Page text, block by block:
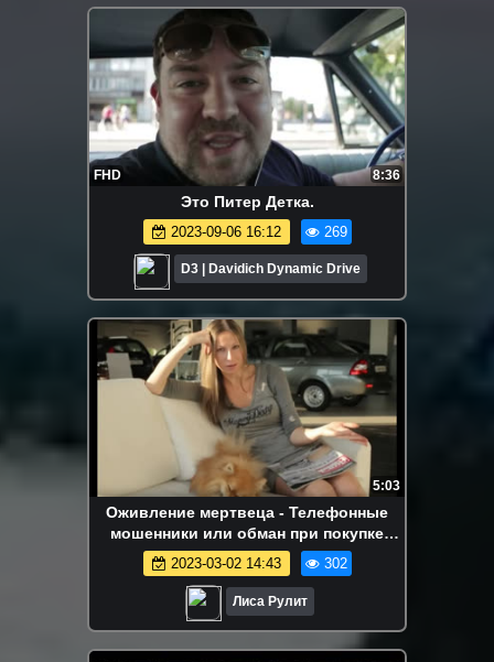
FHD 8:36
Это Питер Детка.
2023-09-06 16:12 269
D3 | Davidich Dynamic Drive
5:03
Оживление мертвеца - Телефонные
мошенники или обман при покупке
машины! Лиса Рулит.
2023-03-02 14:43 302
Лиса Рулит